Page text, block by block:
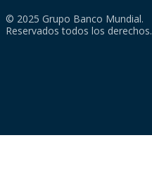
© 2025 Grupo Banco Mundial.
Reservados todos los derechos.